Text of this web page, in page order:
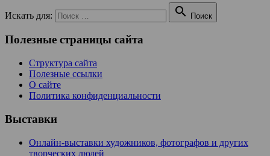
Искать для:  Поиск
Полезные страницы сайта
Структура сайта
Полезные ссылки
О сайте
Политика конфиденциальности
Выставки
Онлайн-выставки художников, фотографов и других
творческих людей